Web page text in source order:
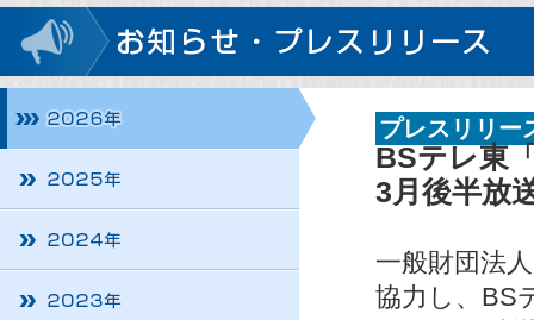
プレスリリー
BSテレ東
3月後半放
一般財団法
協力し、BS